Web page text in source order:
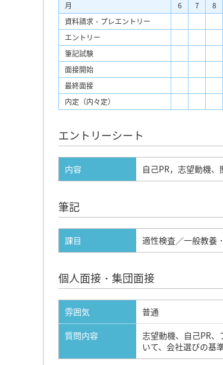
月
6 7 8
資料請求・プレエントリー
エントリー
筆記試験
面接開始
最終面接
内定（内々定）
エントリーシート
内容 自己PR，志望動機
筆記
課目 適性検査／一般教養
個人面接・集団面接
雰囲気
普通
質問内容
志望動機、自己PR
いて、会社選びの基